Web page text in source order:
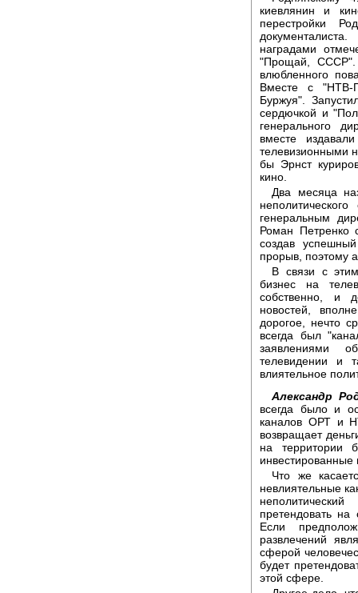
киевлянин и
перестройки
наградами
"Прощай, СССР".
влюбленного
Вместе с "НТВ-
Буржуя".
сердючкой и
генерального
вместе
телевизионными
бы Эрнст
кино.
Два месяца
генеральным
Роман Петренко
создав
прорыв, поэтому
В связи с
бизнес на
собственно, и
новостей,
дорогое, нечто
всегда был
заявлениями
телевидении и
влиятельное
Александр
всегда было и
каналов ОРТ и
возвращает
на территории
инвестированные
Что же
невлиятельные
претендовать
Если
развлечений
сферой
будет
этой сфере.